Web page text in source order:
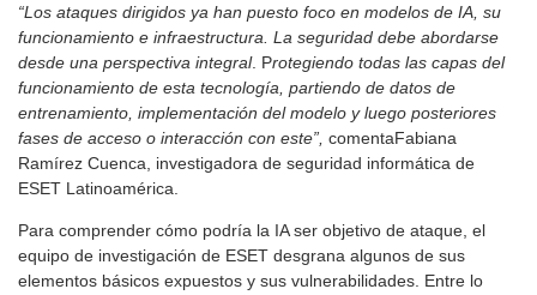
“Los ataques dirigidos ya han puesto foco en modelos de IA, su
funcionamiento e infraestructura. La seguridad debe abordarse
desde una perspectiva integral. Protegiendo todas las capas del
funcionamiento de esta tecnología, partiendo de datos de
entrenamiento, implementación del modelo y luego posteriores
fases de acceso o interacción con este”, comentaFabiana
Ramírez Cuenca, investigadora de seguridad informática de
ESET Latinoamérica.
Para comprender cómo podría la IA ser objetivo de ataque, el
equipo de investigación de ESET desgrana algunos de sus
elementos básicos expuestos y sus vulnerabilidades. Entre lo